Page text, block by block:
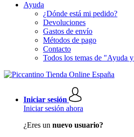
Ayuda
¿Dónde está mi pedido?
Devoluciones
Gastos de envío
Métodos de pago
Contacto
Todos los temas de "Ayuda
Iniciar sesión
Iniciar sesión ahora
¿Eres un nuevo usuario?